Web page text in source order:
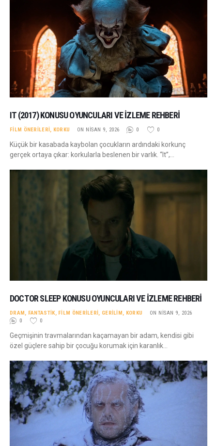
IT (2017) KONUSU OYUNCULARI VE İZLEME REHBERI
FILM ÖNERILERI, KORKU ON NISAN 9, 2026 0 0
Küçük bir kasabada kaybolan çocukların ardındaki korkunç
gerçek ortaya çıkar: korkularla beslenen bir varlık. “It”,…
DOCTOR SLEEP KONUSU OYUNCULARI VE İZLEME REHBERI
DRAM, FANTASTIK, FILM ÖNERILERI, GERILIM, KORKU
ON NISAN 9, 2026
0
0
Geçmişinin travmalarından kaçamayan bir adam, kendisi gibi
özel güçlere sahip bir çocuğu korumak için karanlık…